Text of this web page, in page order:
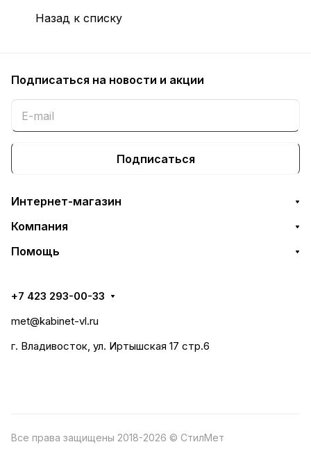
Назад к списку
Подписаться на новости и акции
Подписаться
Интернет-магазин
Компания
Помощь
+7 423 293-00-33
met@kabinet-vl.ru
г. Владивосток, ул. Иртышская 17 стр.6
Все права защищены 2018-2026 © СтилМет